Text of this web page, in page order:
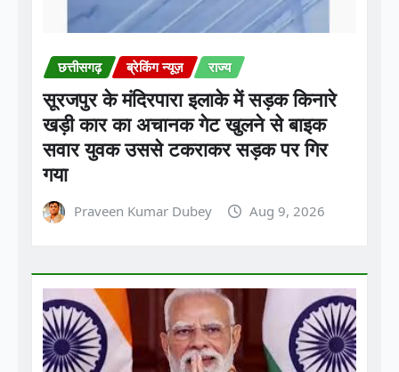
सूरजपुर के मंदिरपारा इलाके में सड़क किनारे
खड़ी कार का अचानक गेट खुलने से बाइक
सवार युवक उससे टकराकर सड़क पर गिर
गया
Praveen Kumar Dubey Aug 9, 2026